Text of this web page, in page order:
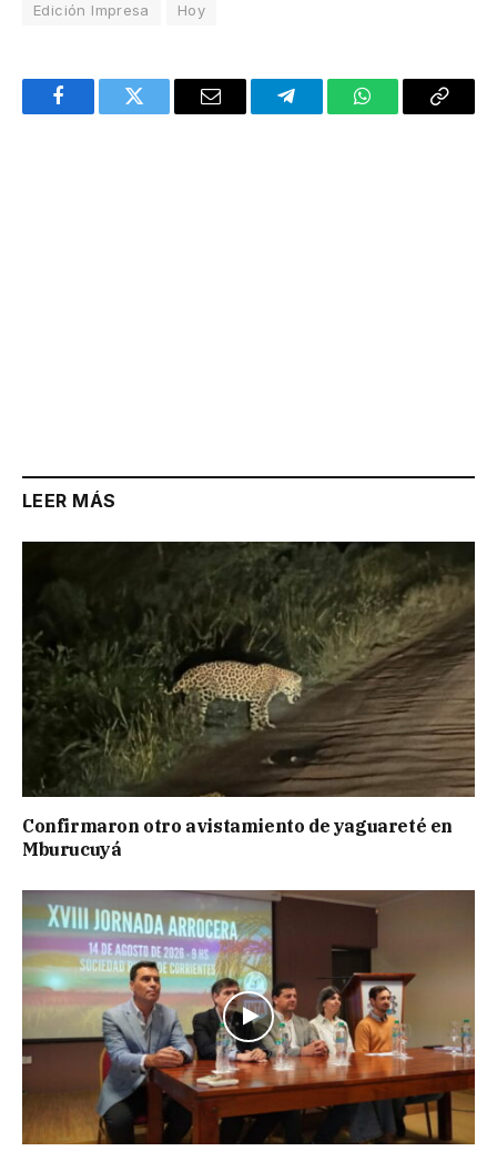
Edición Impresa Hoy
FacebookTwitter Email TelegramWhatsAppCopy
LEER MÁS
Confirmaron otro avistamiento de yaguareté en
Mburucuyá